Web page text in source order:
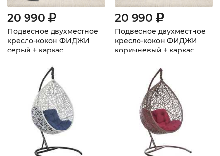
20 990
Подвесное двухместное
кресло-кокон ФИДЖИ
серый + каркас
20 990
Подвесное двухместное
кресло-кокон ФИДЖИ
коричневый + каркас